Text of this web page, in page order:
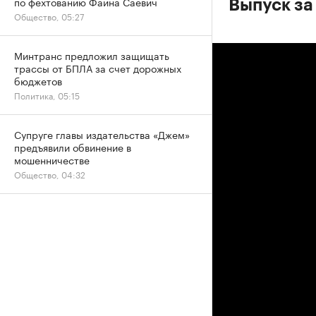
Выпуск
Общество, 05:27
Минтранс предложил защищать
трассы от БПЛА за счет дорожных
бюджетов
Политика, 05:15
Супруге главы издательства «Джем»
предъявили обвинение в
мошенничестве
Общество, 04:32